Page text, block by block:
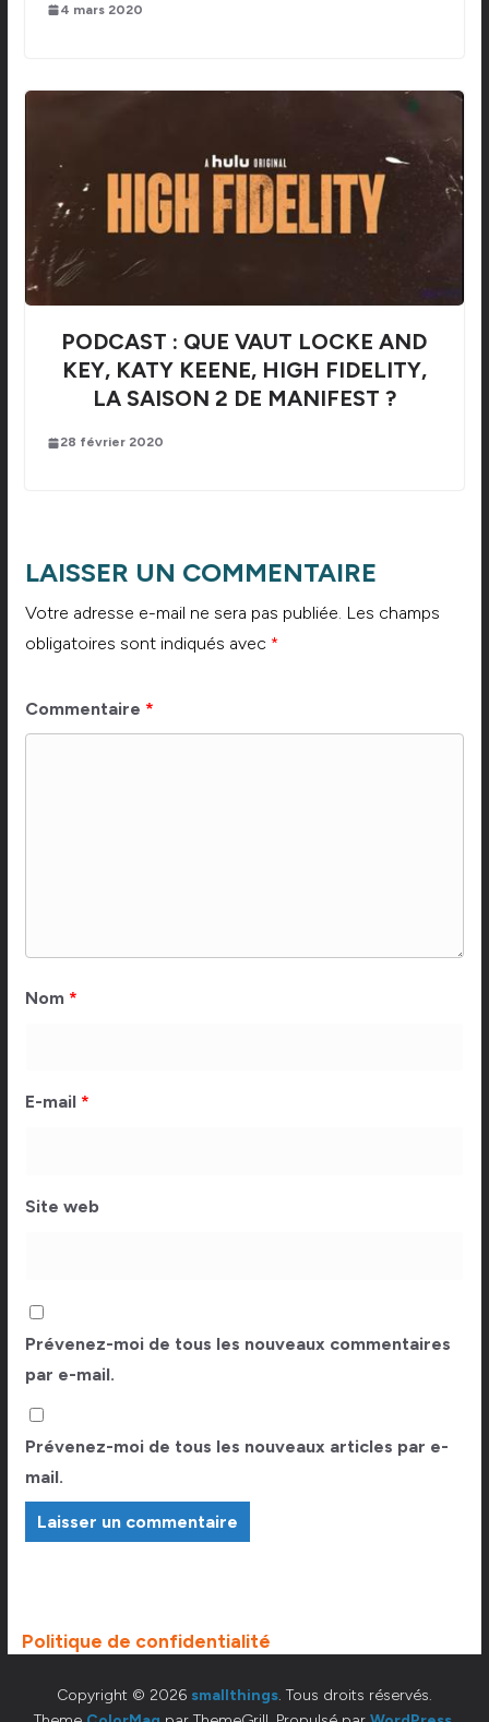
4 mars 2020
PODCAST : QUE VAUT LOCKE AND
KEY, KATY KEENE, HIGH FIDELITY,
LA SAISON 2 DE MANIFEST ?
28 février 2020
LAISSER UN COMMENTAIRE
Votre adresse e-mail ne sera pas publiée. Les champs
obligatoires sont indiqués avec *
Commentaire *
Nom *
E-mail *
Site web
Prévenez-moi de tous les nouveaux commentaires
par e-mail.
Prévenez-moi de tous les nouveaux articles par e-
mail.
Politique de confidentialité
Copyright © 2026 smallthings. Tous droits réservés.